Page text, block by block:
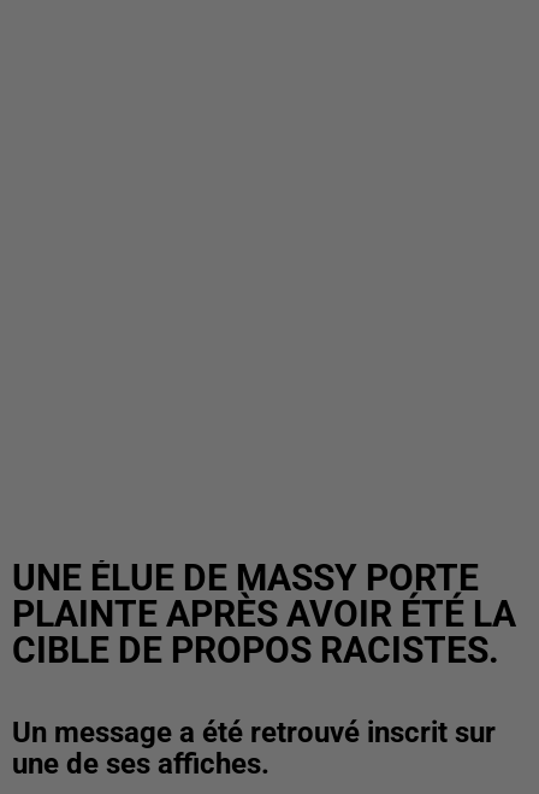
UNE ÉLUE DE MASSY PORTE
PLAINTE APRÈS AVOIR ÉTÉ LA
CIBLE DE PROPOS RACISTES.
Un message a été retrouvé inscrit sur
une de ses affiches.